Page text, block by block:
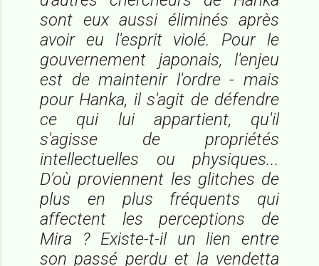
sont eux aussi éliminés après
avoir eu l'esprit violé. Pour le
gouvernement japonais, l'enjeu
est de maintenir l'ordre - mais
pour Hanka, il s'agit de défendre
ce qui lui appartient, qu'il
s'agisse de propriétés
intellectuelles ou physiques...
D'où proviennent les glitches de
plus en plus fréquents qui
affectent les perceptions de
Mira ? Existe-t-il un lien entre
son passé perdu et la vendetta